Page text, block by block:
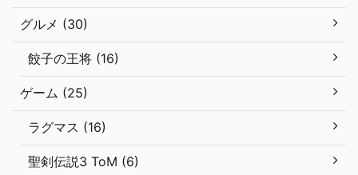
グルメ (30)
餃子の王将 (16)
ゲーム (25)
ラグマス (16)
聖剣伝説3 ToM (6)